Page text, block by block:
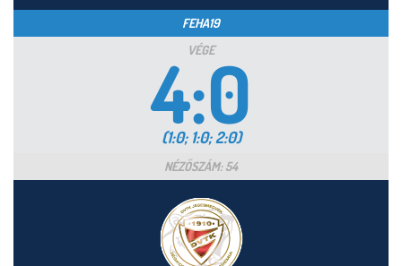
FEHA19
VÉGE
4:0
(1:0; 1:0; 2:0)
NÉZŐSZÁM: 54